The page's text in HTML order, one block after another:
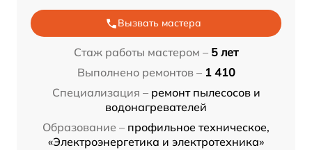
Вызвать мастера
Стаж работы мастером – 5 лет
Выполнено ремонтов – 1 410
Специализация – ремонт пылесосов и
водонагревателей
Образование – профильное техническое,
«Электроэнергетика и электротехника»